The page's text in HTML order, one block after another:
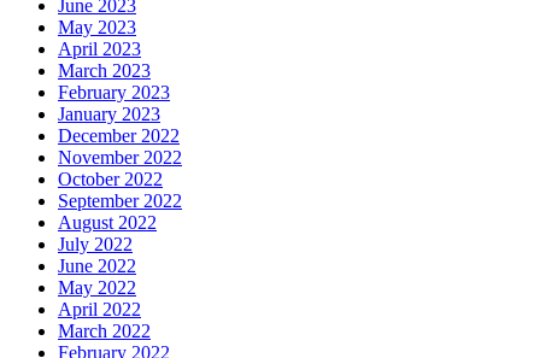
June 2023
May 2023
April 2023
March 2023
February 2023
January 2023
December 2022
November 2022
October 2022
September 2022
August 2022
July 2022
June 2022
May 2022
April 2022
March 2022
February 2022